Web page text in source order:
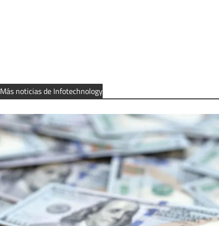
Más noticias de Infotechnology